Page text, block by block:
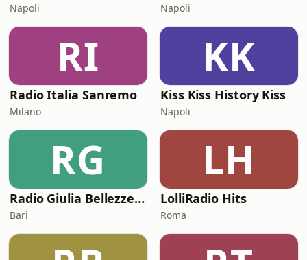
Napoli Napoli
RI
Radio Italia Sanremo
Milano
KK
Kiss Kiss History Kiss
Napoli
RG
Radio Giulia Bellezze Italiane
Bari
LH
LolliRadio Hits
Roma